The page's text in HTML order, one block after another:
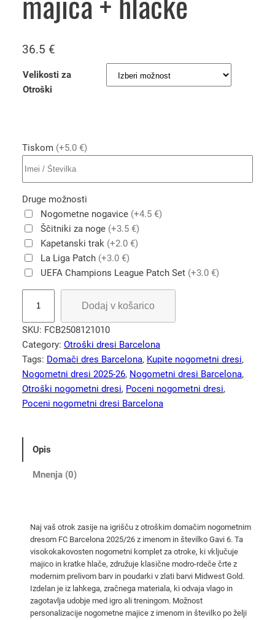
36.5 €
Velikosti za
Otroški
Tiskom (+5.0 €)
Druge možnosti
Nogometne nogavice (+4.5 €)
Ščitniki za noge (+3.5 €)
Kapetanski trak (+2.0 €)
La Liga Patch (+3.0 €)
UEFA Champions League Patch Set (+3.0 €)
v
i
6
F
C
B
Dodaj v košarico
SKU: FCB2508121010
Category: Otroški dresi Barcelona
Tags: Domači dres Barcelona, Kupite nogometni dresi
Nogometni dresi 2025-26, Nogometni dresi Barcelona
Otroški nogometni dresi, Poceni nogometni dresi
Poceni nogometni dresi Barcelona
Opis
Mnenja (0)
Naj vaš otrok zasije na igrišču z otroškim domačim nogometnim
dresom FC Barcelona 2025/26 z imenom in številko Gavi 6. Ta
visokokakovosten nogometni komplet za otroke, ki vključuje
majico in kratke hlače, združuje klasične modro-rdeče črte z
modernim prelivom barv in poudarki v zlati barvi Midwest Gold.
Izdelan je iz lahkega, zračnega materiala, ki odvaja vlago in
zagotavlja udobje med igro ali treningom. Možnost
personalizacije nogometne majice z imenom in številko po želji